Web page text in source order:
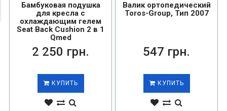
Бамбуковая подушка
для кресла с
охлаждающим гелем
Seat Back Cushion 2 в 1
Qmed
2 250 грн.
КУПИТЬ
Валик ортопедический
Toros-Group, Тип 2007
547 грн.
КУПИТЬ